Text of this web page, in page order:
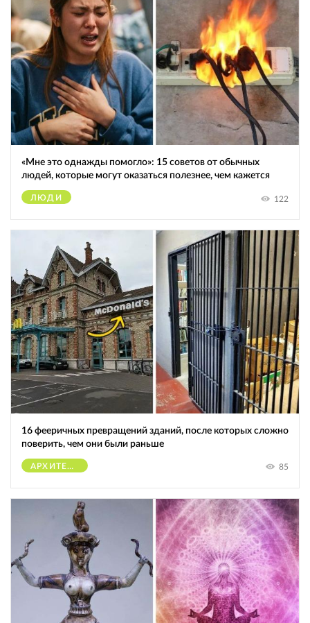
«Мне это однажды помогло»: 15 советов от обычных
людей, которые могут оказаться полезнее, чем кажется
ЛЮДИ 122
16 фееричных превращений зданий, после которых сложно
поверить, чем они были раньше
АРХИТЕКТУРА 85